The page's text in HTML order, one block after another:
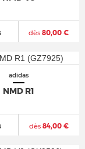
dès 80,00 €
adidas
NMD R1
dès84,00 €